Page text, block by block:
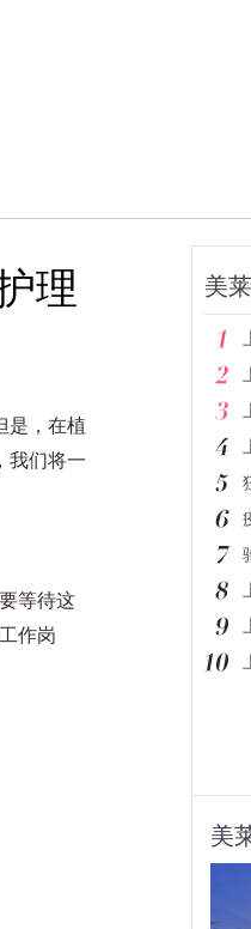
理
是，在植
我们将一
等待这
作岗
美
美